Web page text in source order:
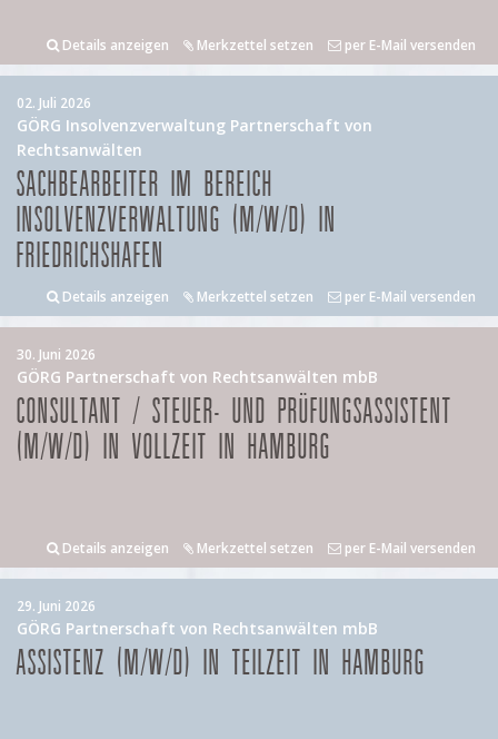
Details anzeigen Merkzettel setzen per E-Mail versenden
02. Juli 2026
GÖRG Insolvenzverwaltung Partnerschaft von
Rechtsanwälten
SACHBEARBEITER IM BEREICH
INSOLVENZVERWALTUNG (M/W/D) IN
FRIEDRICHSHAFEN
Details anzeigen Merkzettel setzen per E-Mail versenden
30. Juni 2026
GÖRG Partnerschaft von Rechtsanwälten mbB
CONSULTANT / STEUER- UND PRÜFUNGSASSISTENT
(M/W/D) IN VOLLZEIT IN HAMBURG
Details anzeigen Merkzettel setzen per E-Mail versenden
29. Juni 2026
GÖRG Partnerschaft von Rechtsanwälten mbB
ASSISTENZ (M/W/D) IN TEILZEIT IN HAMBURG